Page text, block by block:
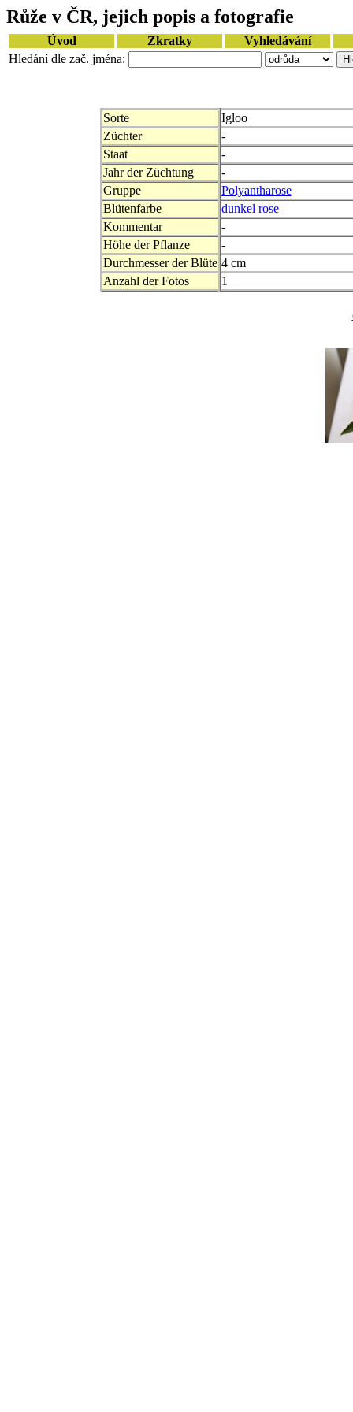
Růže v ČR, jejich popis a fotografie
Úvod Zkratky
Vyhledávání
Hledání dle zač. jména:
Sorte
Igloo
Züchter
-
Staat
-
Jahr der Züchtung
-
Gruppe
Polyantharose
Blütenfarbe
dunkel rose
Kommentar
-
Höhe der Pflanze
-
Durchmesser der Blüte 4 cm
Anzahl der Fotos
1